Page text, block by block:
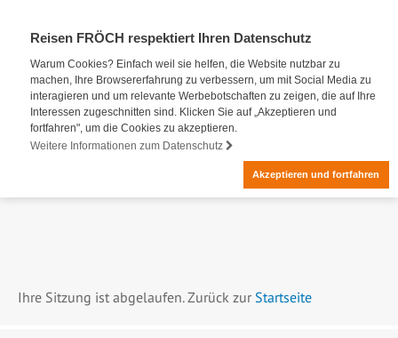
Reisen FRÖCH respektiert Ihren Datenschutz
Warum Cookies? Einfach weil sie helfen, die Website nutzbar zu
machen, Ihre Browsererfahrung zu verbessern, um mit Social Media zu
interagieren und um relevante Werbebotschaften zu zeigen, die auf Ihre
Interessen zugeschnitten sind. Klicken Sie auf „Akzeptieren und
fortfahren", um die Cookies zu akzeptieren.
Weitere Informationen zum Datenschutz
Akzeptieren und fortfahren
Ihre Sitzung ist abgelaufen. Zurück zurStartseite